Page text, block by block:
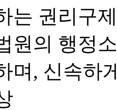
는 권리구
원의 행정
며, 신속하